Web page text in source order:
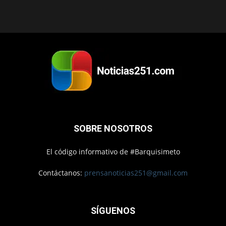
SOBRE NOSOTROS
El código informativo de #Barquisimeto
Contáctanos: prensanoticias251@gmail.com
SÍGUENOS